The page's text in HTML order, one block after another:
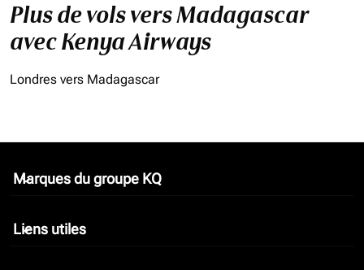
Plus de vols vers Madagascar
avec Kenya Airways
Londres vers Madagascar
Marques du groupe KQ
keyboard_arrow_down
Liens utiles
keyboard_arrow_down